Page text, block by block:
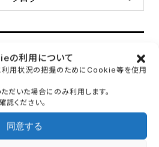
の利用について
利用状況の把握のためにCookie等を使用
いた場合にのみ利用します。
ください。
同意する